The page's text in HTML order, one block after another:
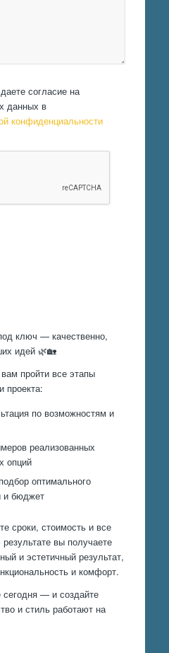
согласие на
данных в
конфиденциальности
ключ — качественно,
идей 🌿🏡
пройти все этапы
проекта:
по возможностям и
реализованных
опций
оптимального
и бюджет
сроки, стоимость и все
вы получаете
и эстетичный результат,
и комфорт.
— и создайте
и стиль работают на